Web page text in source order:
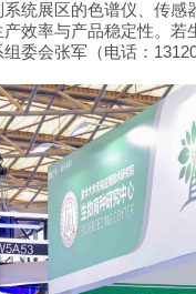
统展区的色谱仪、传感
效率与产品稳定性。若
委会张军（电话：